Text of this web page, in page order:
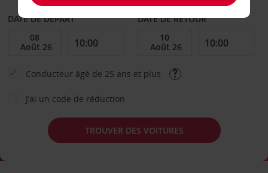
DATE DE DÉPART DATE DE RETOUR
Conducteur âgé de 25 ans et plus
J’ai un code de réduction
TROUVER DES VOITURES